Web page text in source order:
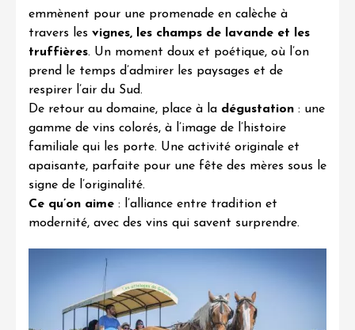
emmènent pour une promenade en calèche à
travers les vignes, les champs de lavande et les
truffières. Un moment doux et poétique, où l’on
prend le temps d’admirer les paysages et de
respirer l’air du Sud.
De retour au domaine, place à la dégustation : une
gamme de vins colorés, à l’image de l’histoire
familiale qui les porte. Une activité originale et
apaisante, parfaite pour une fête des mères sous le
signe de l’originalité.
Ce qu’on aime : l’alliance entre tradition et
modernité, avec des vins qui savent surprendre.